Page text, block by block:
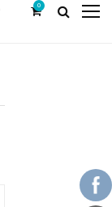
0